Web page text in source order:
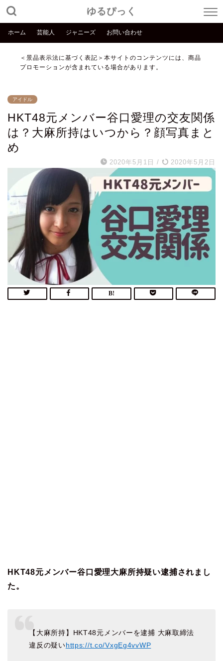
ゆるぴっく
ホーム 芸能人 ジャニーズ お問い合わせ
＜景品表示法に基づく表記＞本サイトのコンテンツには、商品
プロモーションが含まれている場合があります。
アイドル
HKT48元メンバー谷口愛理の交友関係
は？大麻所持はいつから？顔写真まと
め
2020年5月1日 / 2020年5月2日
HKT48元メンバー谷口愛理大麻所持疑い逮捕されまし
た。
【大麻所持】HKT48元メンバーを逮捕 大麻取締法
違反の疑いhttps://t.co/VxgEg4vvWP